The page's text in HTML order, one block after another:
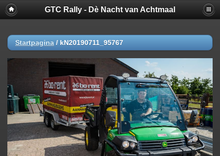
GTC Rally - Dè Nacht van Achtmaal
Startpagina / kN20190711_95767